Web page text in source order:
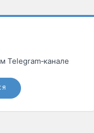
Telegram‑канале